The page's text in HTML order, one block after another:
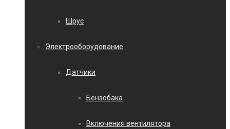
Шрус
Электрооборудование
Датчики
Бензобака
Включения вентилятора